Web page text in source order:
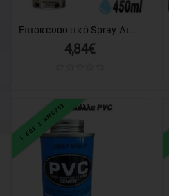
4,84€
1 ΕΩΣ 3 ΗΜΕΡΕΣ